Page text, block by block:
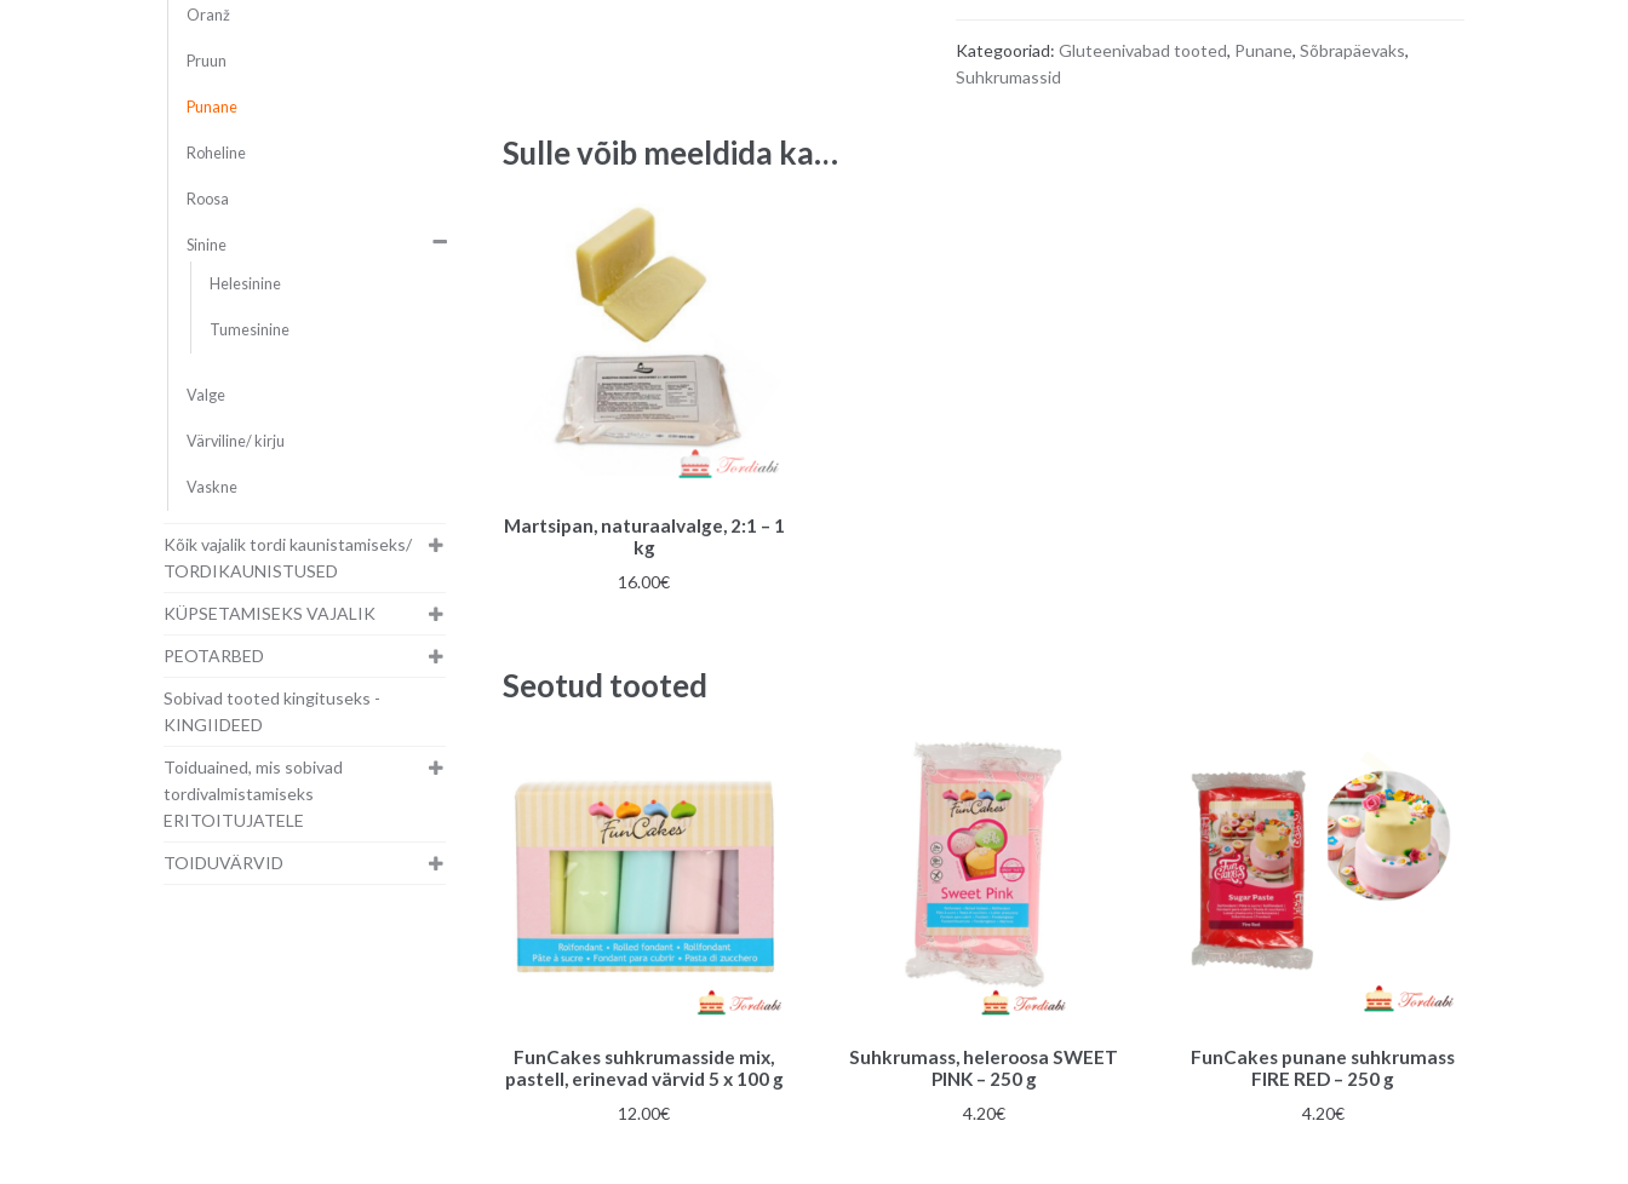
Kategooriad: Gluteenivabad tooted, Punane, Sõbrapäevaks,
Suhkrumassid
Sulle võib meeldida ka…
Martsipan, naturaalvalge, 2:1 – 1
kg
16.00€
Seotud tooted
FunCakes suhkrumasside mix,
pastell, erinevad värvid 5 x 100 g
12.00€
Suhkrumass, heleroosa SWEET
PINK – 250 g
4.20€
FunCakes punane suhkrumass
FIRE RED – 250 g
4.20€
Oranž
Pruun
Punane
Roheline
Roosa
Sinine
Helesinine
Tumesinine
Valge
Värviline/ kirju
Vaskne
Kõik vajalik tordi kaunistamiseks/
TORDIKAUNISTUSED
KÜPSETAMISEKS VAJALIK
PEOTARBED
Sobivad tooted kingituseks -
KINGIIDEED
Toiduained, mis sobivad
tordivalmistamiseks
ERITOITUJATELE
TOIDUVÄRVID